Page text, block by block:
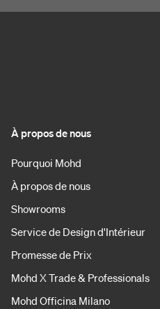
À propos de nous
Pourquoi Mohd
À propos de nous
Showrooms
Service de Design d'Intérieur
Promesse de Prix
Mohd X Trade & Professionals
Mohd Officina Milano